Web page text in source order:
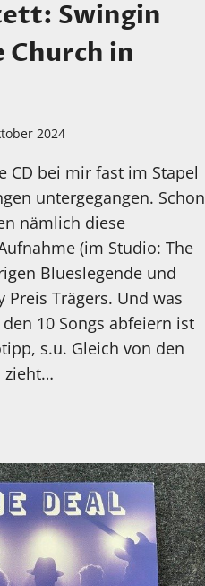
Swingin
Church in
2024
CD bei mir fast im Stapel
untergegangen. Schon
nämlich diese
(im Studio: The
Blueslegende und
Preis Trägers. Und was
10 Songs abfeiern ist
s.u. Gleich von den
zieht…